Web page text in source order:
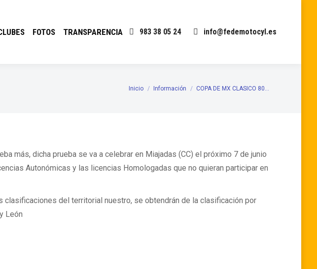
FOTOS TRANSPARENCIA 983 38 05 24 info@fedemotocyl.es
Estás aquí:
Inicio Información COPA DE MX CLASICO 80…
más, dicha prueba se va a celebrar en Miajadas (CC) el próximo 7 de junio
Autonómicas y las licencias Homologadas que no quieran participar en
clasificaciones del territorial nuestro, se obtendrán de la clasificación por
León